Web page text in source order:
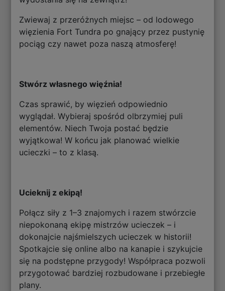
Zwiewaj z przeróżnych miejsc – od lodowego
więzienia Fort Tundra po gnający przez pustynię
pociąg czy nawet poza naszą atmosferę!
Stwórz własnego więźnia!
Czas sprawić, by więzień odpowiednio
wyglądał. Wybieraj spośród olbrzymiej puli
elementów. Niech Twoja postać będzie
wyjątkowa! W końcu jak planować wielkie
ucieczki – to z klasą.
Ucieknij z ekipą!
Połącz siły z 1–3 znajomych i razem stwórzcie
niepokonaną ekipę mistrzów ucieczek – i
dokonajcie najśmielszych ucieczek w historii!
Spotkajcie się online albo na kanapie i szykujcie
się na podstępne przygody! Współpraca pozwoli
przygotować bardziej rozbudowane i przebiegłe
plany.